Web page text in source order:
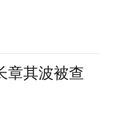
章其波被查